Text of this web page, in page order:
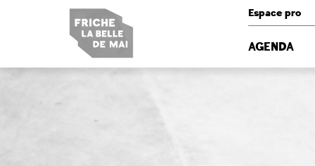
Espace pro
AGENDA
Panneau de gestion des cookies